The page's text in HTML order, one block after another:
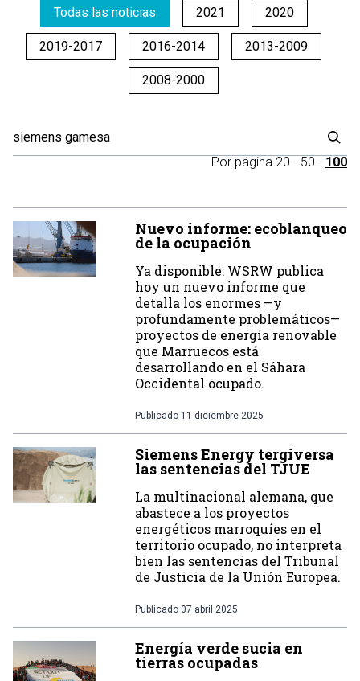
Todas las noticias 2021 2020
2019-2017 2016-2014 2013-2009
2008-2000
Por página 20 - 50 - 100
Nuevo informe: ecoblanqueo
de la ocupación
Ya disponible: WSRW publica
hoy un nuevo informe que
detalla los enormes —y
profundamente problemáticos—
proyectos de energía renovable
que Marruecos está
desarrollando en el Sáhara
Occidental ocupado.
Publicado 11 diciembre 2025
Siemens Energy tergiversa
las sentencias del TJUE
La multinacional alemana, que
abastece a los proyectos
energéticos marroquíes en el
territorio ocupado, no interpreta
bien las sentencias del Tribunal
de Justicia de la Unión Europea.
Publicado 07 abril 2025
Energía verde sucia en
tierras ocupadas